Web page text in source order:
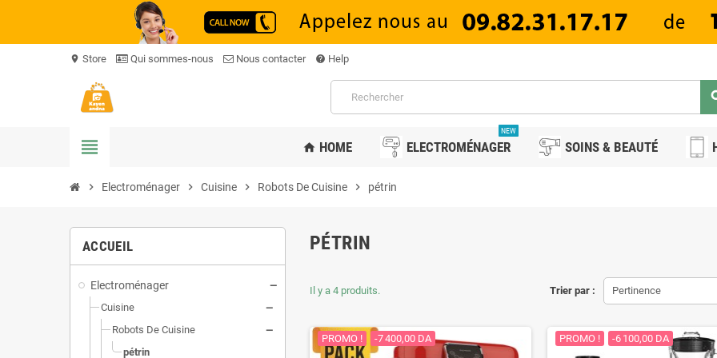
location_on Store Qui sommes-nous Nous contacter help Help
view_headline home HOME ELECTROMÉNAGER
NEW
SOINS & BEAUTÉ
chevron_right Electroménager chevron_right Cuisine chevron_right Robots De Cuisine chevron_right pétrin
ACCUEIL
Electroménager
Cuisine
Robots De Cuisine
pétrin
PÉTRIN
Trier par : Pertinence
Il y a 4 produits.
PROMO ! -7 400,00 DA PROMO ! -6 100,00 DA